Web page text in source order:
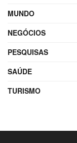
MUNDO
NEGÓCIOS
PESQUISAS
SAÚDE
TURISMO